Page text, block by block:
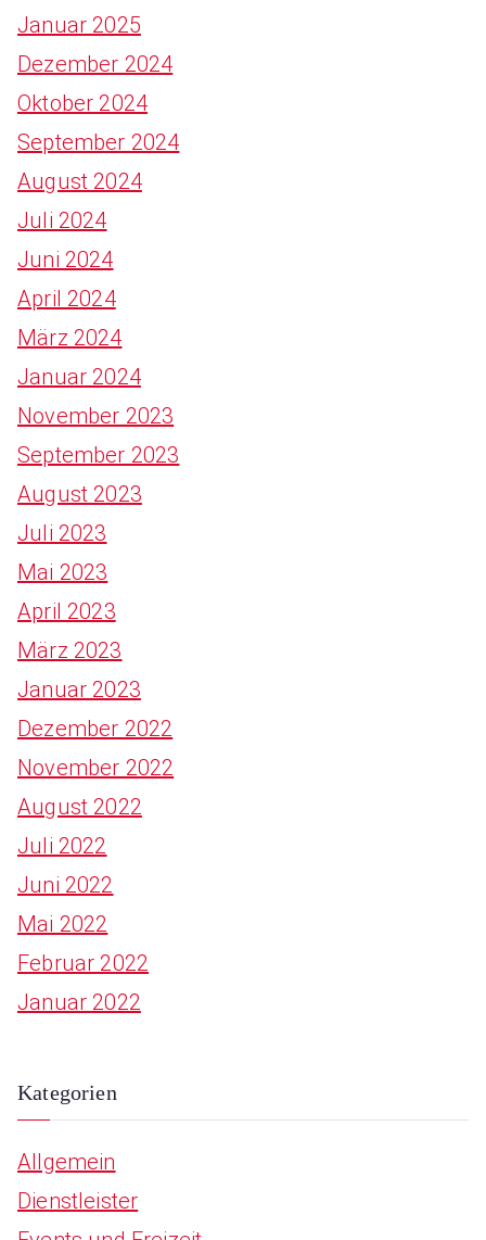
Januar 2025
Dezember 2024
Oktober 2024
September 2024
August 2024
Juli 2024
Juni 2024
April 2024
März 2024
Januar 2024
November 2023
September 2023
August 2023
Juli 2023
Mai 2023
April 2023
März 2023
Januar 2023
Dezember 2022
November 2022
August 2022
Juli 2022
Juni 2022
Mai 2022
Februar 2022
Januar 2022
Kategorien
Allgemein
Dienstleister